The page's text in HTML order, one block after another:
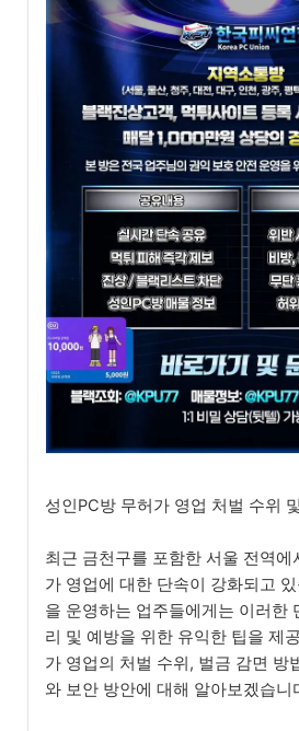
성인PC방 무허가 영업 처벌 수위
최근 금천구를 포함한 서울 전역에
가 영업에 대한 단속이 강화되고
을 운영하는 업주들에게는 이러한
리 및 예방을 위한 유익한 팁을 제
가 영업의 처벌 수위, 벌금 감면 방
와 보안 방안에 대해 알아보겠습니